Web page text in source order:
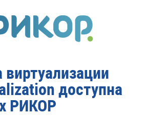
доступна
РИКОР